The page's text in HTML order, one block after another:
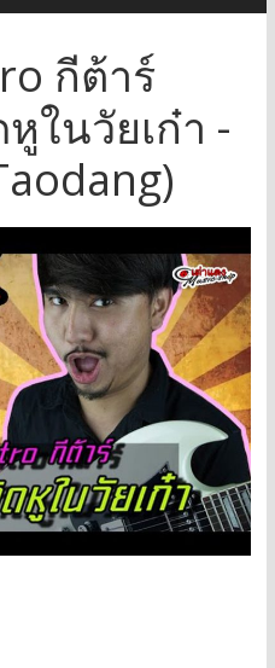
กีต้าร์
ในวัยเก๋า -